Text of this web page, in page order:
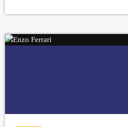
különleges Trabi-változatokért 25 000
magasabb árakat is kérnek […]